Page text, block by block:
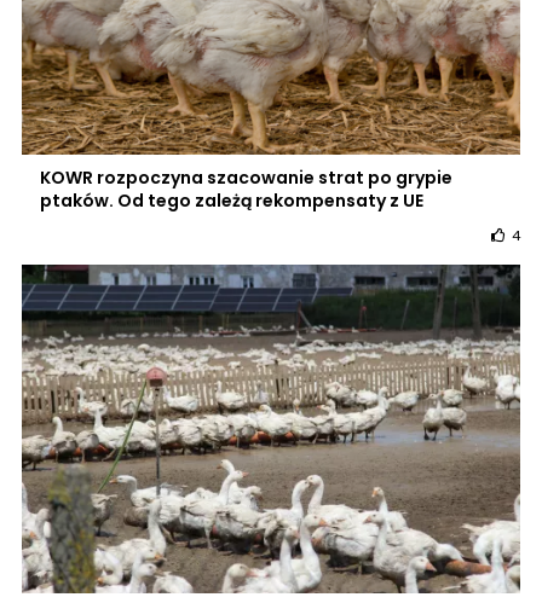
KOWR rozpoczyna szacowanie strat po grypie
ptaków. Od tego zależą rekompensaty z UE
4